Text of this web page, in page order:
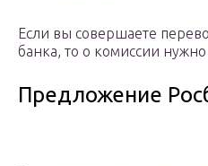
Если вы совершаете
банка, то о комиссии нужно
Предложение